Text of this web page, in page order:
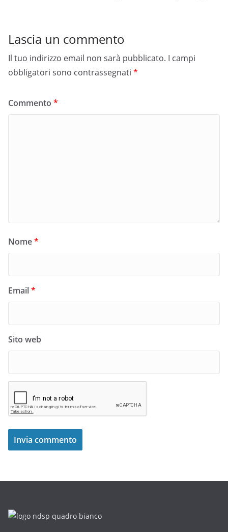
Lascia un commento
Il tuo indirizzo email non sarà pubblicato. I campi
obbligatori sono contrassegnati *
Commento *
Nome*
Email*
Sito web